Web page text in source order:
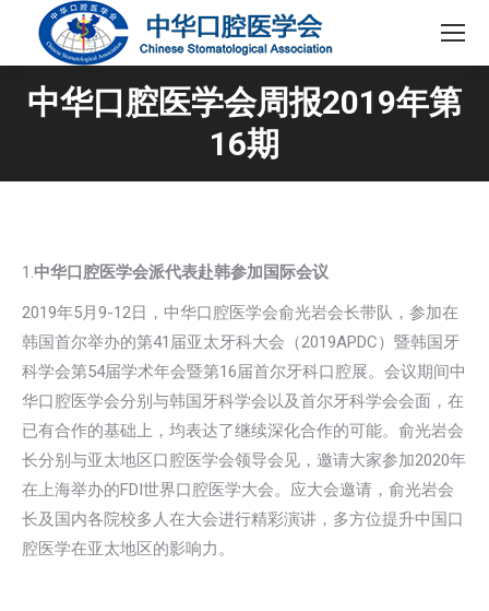
中华口腔医学会周报2019年第
16期
1.中华口腔医学会派代表赴韩参加国际会议
2019年5月9-12日，中华口腔医学会俞光岩会长带队，参加在
韩国首尔举办的第41届亚太牙科大会（2019APDC）暨韩国牙
科学会第54届学术年会暨第16届首尔牙科口腔展。会议期间中
华口腔医学会分别与韩国牙科学会以及首尔牙科学会会面，在
已有合作的基础上，均表达了继续深化合作的可能。俞光岩会
长分别与亚太地区口腔医学会领导会见，邀请大家参加2020年
在上海举办的FDI世界口腔医学大会。应大会邀请，俞光岩会
长及国内各院校多人在大会进行精彩演讲，多方位提升中国口
腔医学在亚太地区的影响力。